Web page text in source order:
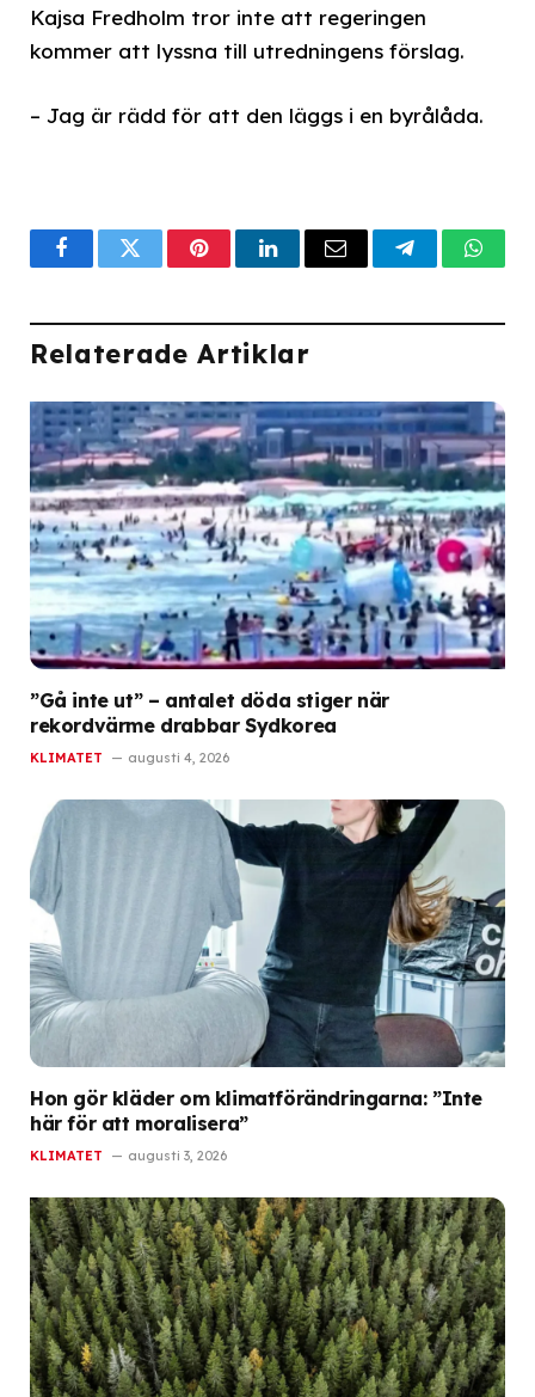
Kajsa Fredholm tror inte att regeringen
kommer att lyssna till utredningens förslag.
– Jag är rädd för att den läggs i en byrålåda.
FacebookTwitterPinterestLinkedInEmail Telegram
Relaterade Artiklar
”Gå inte ut” – antalet döda stiger när
rekordvärme drabbar Sydkorea
KLIMATET augusti 4, 2026
Hon gör kläder om klimatförändringarna: ”Inte
här för att moralisera”
KLIMATET augusti 3, 2026